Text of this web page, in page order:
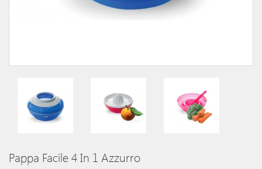
Pappa Facile 4 In 1 Azzurro